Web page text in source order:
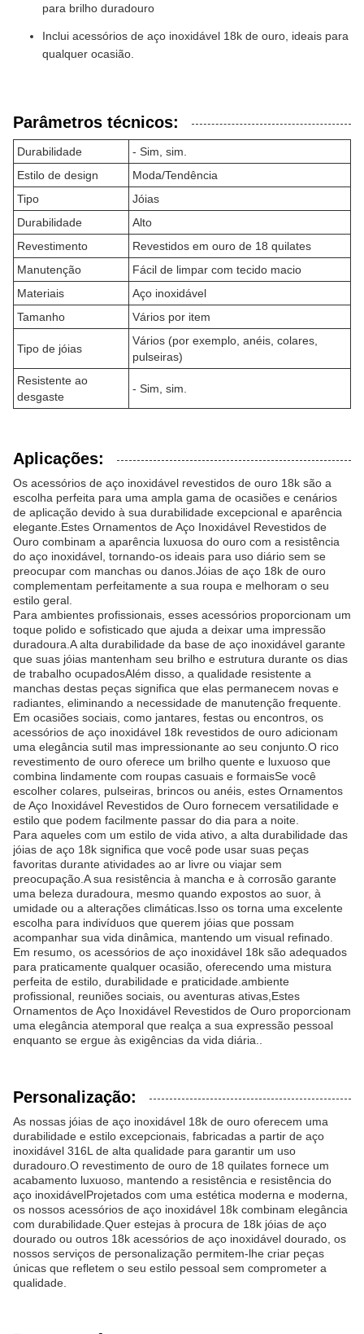
para brilho duradouro
Inclui acessórios de aço inoxidável 18k de ouro, ideais para
qualquer ocasião.
Parâmetros técnicos:
Durabilidade
- Sim, sim.
Estilo de design
Moda/Tendência
Tipo
Jóias
Durabilidade
Alto
Revestimento
Revestidos em ouro de 18 quilates
Manutenção
Fácil de limpar com tecido macio
Materiais
Aço inoxidável
Tamanho
Vários por item
Tipo de jóias
Vários (por exemplo, anéis, colares,
pulseiras)
Resistente ao
desgaste
- Sim, sim.
Aplicações:
Os acessórios de aço inoxidável revestidos de ouro 18k são a
escolha perfeita para uma ampla gama de ocasiões e cenários
de aplicação devido à sua durabilidade excepcional e aparência
elegante.Estes Ornamentos de Aço Inoxidável Revestidos de
Ouro combinam a aparência luxuosa do ouro com a resistência
do aço inoxidável, tornando-os ideais para uso diário sem se
preocupar com manchas ou danos.Jóias de aço 18k de ouro
complementam perfeitamente a sua roupa e melhoram o seu
estilo geral.
Para ambientes profissionais, esses acessórios proporcionam um
toque polido e sofisticado que ajuda a deixar uma impressão
duradoura.A alta durabilidade da base de aço inoxidável garante
que suas jóias mantenham seu brilho e estrutura durante os dias
de trabalho ocupadosAlém disso, a qualidade resistente a
manchas destas peças significa que elas permanecem novas e
radiantes, eliminando a necessidade de manutenção frequente.
Em ocasiões sociais, como jantares, festas ou encontros, os
acessórios de aço inoxidável 18k revestidos de ouro adicionam
uma elegância sutil mas impressionante ao seu conjunto.O rico
revestimento de ouro oferece um brilho quente e luxuoso que
combina lindamente com roupas casuais e formaisSe você
escolher colares, pulseiras, brincos ou anéis, estes Ornamentos
de Aço Inoxidável Revestidos de Ouro fornecem versatilidade e
estilo que podem facilmente passar do dia para a noite.
Para aqueles com um estilo de vida ativo, a alta durabilidade das
jóias de aço 18k significa que você pode usar suas peças
favoritas durante atividades ao ar livre ou viajar sem
preocupação.A sua resistência à mancha e à corrosão garante
uma beleza duradoura, mesmo quando expostos ao suor, à
umidade ou a alterações climáticas.Isso os torna uma excelente
escolha para indivíduos que querem jóias que possam
acompanhar sua vida dinâmica, mantendo um visual refinado.
Em resumo, os acessórios de aço inoxidável 18k são adequados
para praticamente qualquer ocasião, oferecendo uma mistura
perfeita de estilo, durabilidade e praticidade.ambiente
profissional, reuniões sociais, ou aventuras ativas,Estes
Ornamentos de Aço Inoxidável Revestidos de Ouro proporcionam
uma elegância atemporal que realça a sua expressão pessoal
enquanto se ergue às exigências da vida diária..
Personalização:
As nossas jóias de aço inoxidável 18k de ouro oferecem uma
durabilidade e estilo excepcionais, fabricadas a partir de aço
inoxidável 316L de alta qualidade para garantir um uso
duradouro.O revestimento de ouro de 18 quilates fornece um
acabamento luxuoso, mantendo a resistência e resistência do
aço inoxidávelProjetados com uma estética moderna e moderna,
os nossos acessórios de aço inoxidável 18k combinam elegância
com durabilidade.Quer estejas à procura de 18k jóias de aço
dourado ou outros 18k acessórios de aço inoxidável dourado, os
nossos serviços de personalização permitem-lhe criar peças
únicas que refletem o seu estilo pessoal sem comprometer a
qualidade.